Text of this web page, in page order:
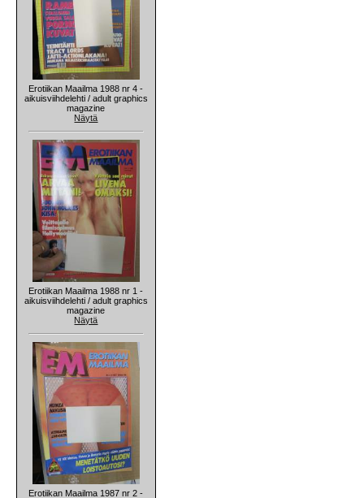
Erotiikan Maailma 1988 nr 4 -
aikuisviihdelehti / adult graphics
magazine
Näytä
Erotiikan Maailma 1988 nr 1 -
aikuisviihdelehti / adult graphics
magazine
Näytä
Erotiikan Maailma 1987 nr 2 -